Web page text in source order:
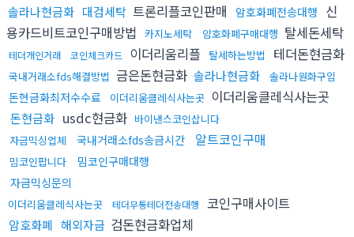
솔라나현금화 대검세탁 트론리플코인판매 암호화폐전송대행 신
용카드비트코인구매방법 카지노세탁 암호화폐구매대행 탈세돈세탁
테더개인거래 코인체크카드 이더리움리플 탈세하는방법 테더돈현금화
국내거래소fds해결방법 금은돈현금화 솔라나현금화 솔라나원화구입
돈현금화최저수수료 이더리움클레식사는곳 이더리움클레식사는곳
돈현금화 usdc현금화 바이낸스코인삽니다
자금믹싱업체
국내거래소fds송금시간 알트코인구매
밈코인팝니다
밈코인구매대행
자금믹싱문의
이더리움클레식사는곳 테더무통테더전송대행 코인구매사이트
암호화폐 해외자금 검돈현금화업체